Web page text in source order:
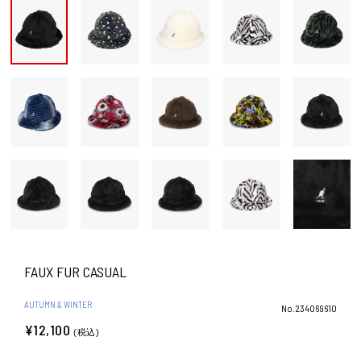
FAUX FUR CASUAL
AUTUMN & WINTER No.234069610
¥12,100 (税込)